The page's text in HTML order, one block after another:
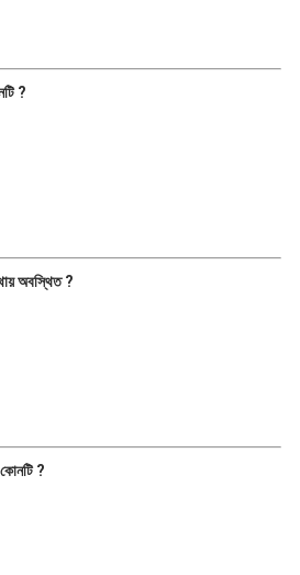
?
অবস্থিত ?
?